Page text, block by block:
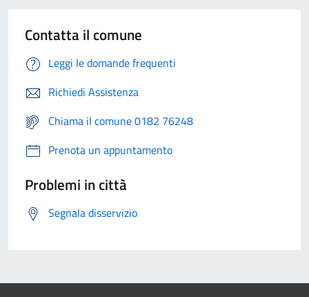
Contatta il comune
Leggi le domande frequenti
Richiedi Assistenza
Chiama il comune 0182 76248
Prenota un appuntamento
Problemi in città
Segnala disservizio